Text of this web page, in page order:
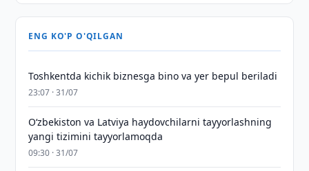
ENG KO'P O'QILGAN
Toshkentda kichik biznesga bino va yer bepul beriladi
23:07 · 31/07
Oʻzbekiston va Latviya haydovchilarni tayyorlashning
yangi tizimini tayyorlamoqda
09:30 · 31/07